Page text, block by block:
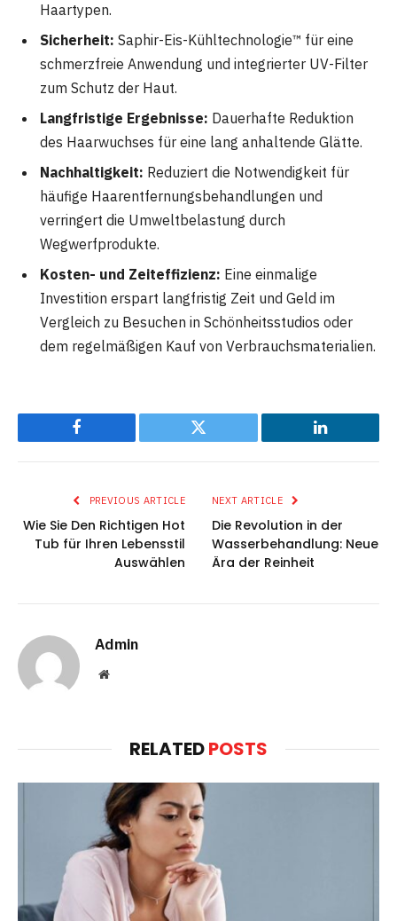
Haartypen.
Sicherheit: Saphir-Eis-Kühltechnologie™ für eine
schmerzfreie Anwendung und integrierter UV-Filter
zum Schutz der Haut.
Langfristige Ergebnisse: Dauerhafte Reduktion
des Haarwuchses für eine lang anhaltende Glätte.
Nachhaltigkeit: Reduziert die Notwendigkeit für
häufige Haarentfernungsbehandlungen und
verringert die Umweltbelastung durch
Wegwerfprodukte.
Kosten- und Zeiteffizienz: Eine einmalige
Investition erspart langfristig Zeit und Geld im
Vergleich zu Besuchen in Schönheitsstudios oder
dem regelmäßigen Kauf von Verbrauchsmaterialien.
Facebook Twitter LinkedIn
PREVIOUS ARTICLE
Wie Sie Den Richtigen Hot
Tub für Ihren Lebensstil
Auswählen
NEXT ARTICLE
Die Revolution in der
Wasserbehandlung: Neue
Ära der Reinheit
Admin
Website
RELATEDPOSTS